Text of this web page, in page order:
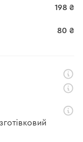
198 ₴
80 ₴